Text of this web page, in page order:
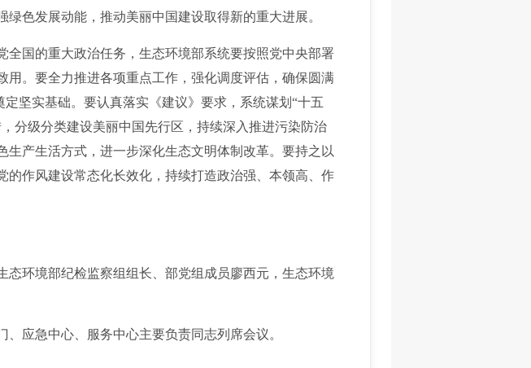
色发展动能，推动美丽中国建设取得新的重大进展。
国的重大政治任务，生态环境部系统要按照党中央部署
。要全力推进各项重点工作，强化调度评估，确保圆满
坚实基础。要认真落实《建议》要求，系统谋划“十五
分级分类建设美丽中国先行区，持续深入推进污染防治
产生活方式，进一步深化生态文明体制改革。要持之以
作风建设常态化长效化，持续打造政治强、本领高、作
环境部纪检监察组组长、部党组成员廖西元，生态环境
应急中心、服务中心主要负责同志列席会议。